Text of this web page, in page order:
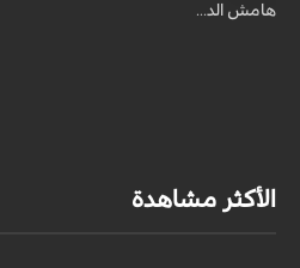
هامش الد...
الأكثر مشاهدة